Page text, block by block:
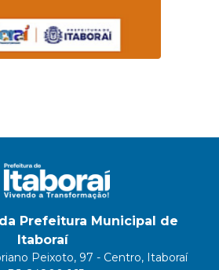
Prefeitura Municipal de
Itaboraí
Peixoto, 97 - Centro, Itaboraí